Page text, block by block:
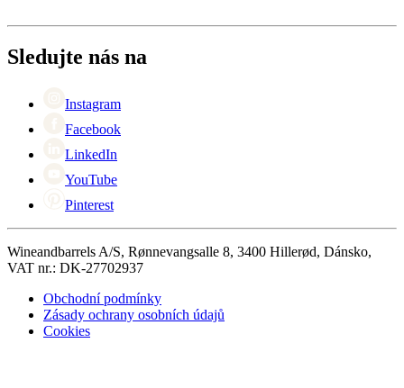
Vrácení
Black Friday
Singles Day
Sledujte nás na
Instagram
Facebook
LinkedIn
YouTube
Pinterest
Wineandbarrels A/S, Rønnevangsalle 8, 3400 Hillerød, Dánsko,
VAT nr.: DK-27702937
Obchodní podmínky
Zásady ochrany osobních údajů
Cookies